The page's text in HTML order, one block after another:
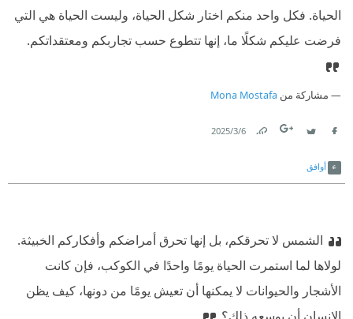
الحياة. فكل واحد منكم اختار شكل الحياة، وليست الحياة هي التي
فرضت عليكم شكلًا ما، إنها تتطوع حسب تجاربكم ومعتقداتكم.
مشاركة من Mona Mostafa
6‏/3‏/2025
أوافق
الشمس لا تحرقكم، بل إنها تحرق أمراضكم وأفكاركم الخبيثة.
لولاها لما استمرت الحياة يومًا واحدًا في الكوكب، فإن كانت
الأشجار والحيوانات لا يمكنها أن تعيش يومًا من دونها، كيف يظن